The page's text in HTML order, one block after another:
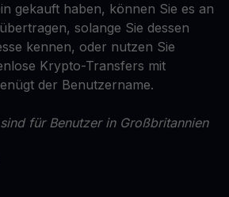
gekauft haben, können Sie es an
solange Sie dessen
kennen, oder nutzen Sie
Krypto-Transfers mit
der Benutzername.
für Benutzer in Großbritannien